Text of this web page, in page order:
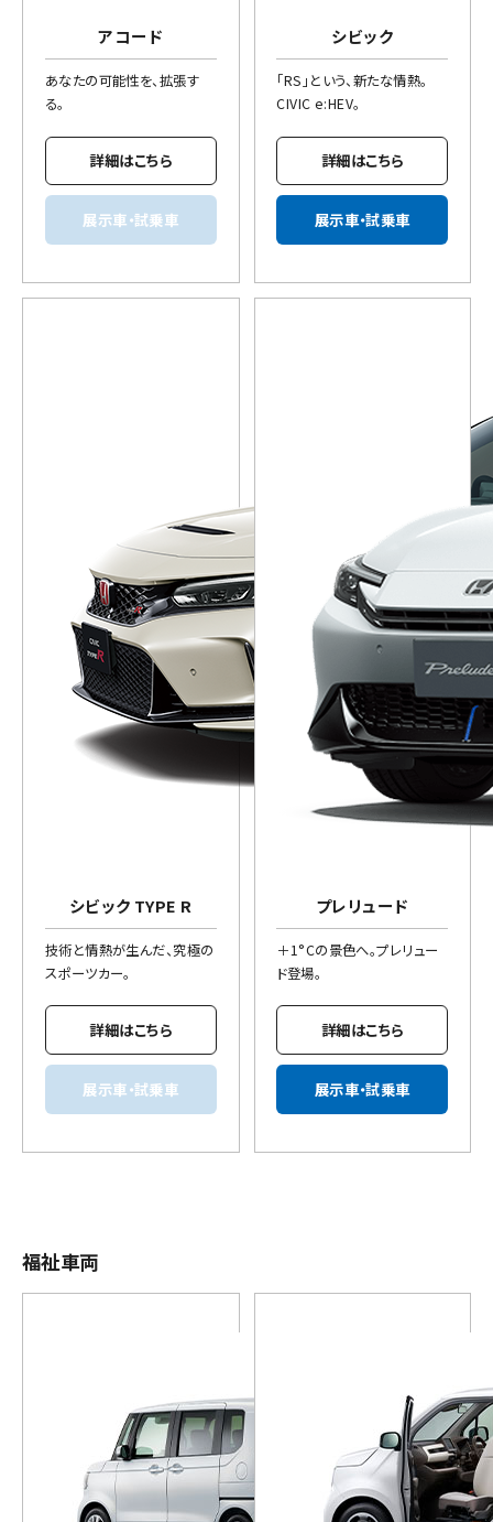
アコード
あなたの可能性を、拡張す
る。
詳細はこちら
展示車・試乗車
シビック
「RS」という、新たな情熱。
CIVIC e:HEV。
詳細はこちら
展示車・試乗車
シビック TYPE R
技術と情熱が生んだ、究極の
スポーツカー。
詳細はこちら
展示車・試乗車
プレリュード
＋1°Cの景色へ。プレリュー
ド登場。
詳細はこちら
展示車・試乗車
福祉車両